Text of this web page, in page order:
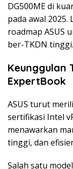
DG500ME di
pada awal
roadmap ASUS
ber-TKDN tinggi.
Keunggulan
ExpertBook
ASUS turut
sertifikasi Intel
menawarkan
tinggi, dan
Salah satu